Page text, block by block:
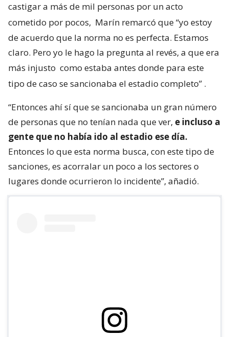
castigar a más de mil personas por un acto
cometido por pocos, Marín remarcó que “yo estoy
de acuerdo que la norma no es perfecta. Estamos
claro. Pero yo le hago la pregunta al revés, a que era
más injusto como estaba antes donde para este
tipo de caso se sancionaba el estadio completo” .
“Entonces ahí sí que se sancionaba un gran número
de personas que no tenían nada que ver, e incluso a
gente que no había ido al estadio ese día.
Entonces lo que esta norma busca, con este tipo de
sanciones, es acorralar un poco a los sectores o
lugares donde ocurrieron lo incidente”, añadió.